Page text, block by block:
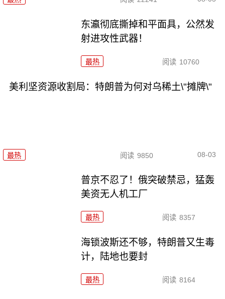
东瀛彻底撕掉和平面具，公然发
射进攻性武器！
最热 阅读 10760
美利坚资源收割局：特朗普为何对乌稀土\"摊牌\"
最热 阅读 9850 08-03
普京不忍了！俄突破禁忌，猛轰
美资无人机工厂
最热 阅读 8357
海锁波斯还不够，特朗普又生毒
计，陆地也要封
最热 阅读 8164